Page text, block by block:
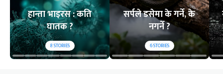
हान्ता भाइरस : कति
घातक ?
8STORIES
सर्पले डसेमा के गर्ने, के
नगर्ने ?
6STORIES